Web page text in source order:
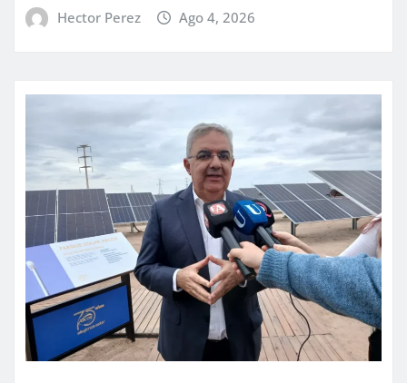
Hector Perez Ago 4, 2026